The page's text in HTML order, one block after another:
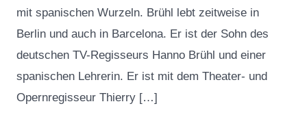
mit spanischen Wurzeln. Brühl lebt zeitweise in
Berlin und auch in Barcelona. Er ist der Sohn des
deutschen TV-Regisseurs Hanno Brühl und einer
spanischen Lehrerin. Er ist mit dem Theater- und
Opernregisseur Thierry […]